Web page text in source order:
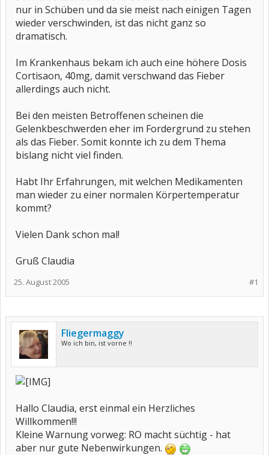
nur in Schüben und da sie meist nach einigen Tagen
wieder verschwinden, ist das nicht ganz so
dramatisch.
Im Krankenhaus bekam ich auch eine höhere Dosis
Cortisaon, 40mg, damit verschwand das Fieber
allerdings auch nicht.
Bei den meisten Betroffenen scheinen die
Gelenkbeschwerden eher im Fordergrund zu stehen
als das Fieber. Somit konnte ich zu dem Thema
bislang nicht viel finden.
Habt Ihr Erfahrungen, mit welchen Medikamenten
man wieder zu einer normalen Körpertemperatur
kommt?
Vielen Dank schon mal!
Gruß Claudia
#1
25. August 2005
Fliegermaggy
Wo ich bin, ist vorne !!
Hallo Claudia, erst einmal ein Herzliches
Willkommen!!!
Kleine Warnung vorweg: RO macht süchtig - hat
aber nur gute Nebenwirkungen.